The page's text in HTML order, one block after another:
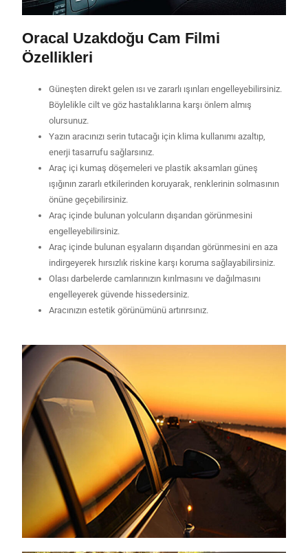
Oracal Uzakdoğu Cam Filmi
Özellikleri
Güneşten direkt gelen ısı ve zararlı ışınları engelleyebilirsiniz.
Böylelikle cilt ve göz hastalıklarına karşı önlem almış
olursunuz.
Yazın aracınızı serin tutacağı için klima kullanımı azaltıp,
enerji tasarrufu sağlarsınız.
Araç içi kumaş döşemeleri ve plastik aksamları güneş
ışığının zararlı etkilerinden koruyarak, renklerinin solmasının
önüne geçebilirsiniz.
Araç içinde bulunan yolcuların dışarıdan görünmesini
engelleyebilirsiniz.
Araç içinde bulunan eşyaların dışarıdan görünmesini en aza
indirgeyerek hırsızlık riskine karşı koruma sağlayabilirsiniz.
Olası darbelerde camlarınızın kırılmasını ve dağılmasını
engelleyerek güvende hissedersiniz.
Aracınızın estetik görünümünü artırırsınız.